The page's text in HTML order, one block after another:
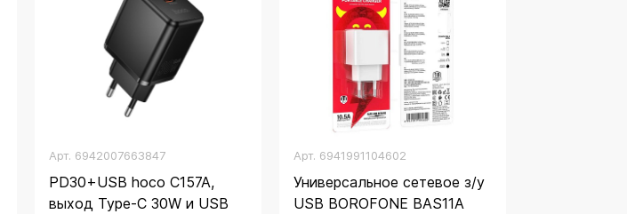
Арт. 6942007663847
PD30+USB hoco C157A,
выход Type-C 30W и USB
Арт. 6941991104602
Универсальное сетевое з/у
USB BOROFONE BAS11A